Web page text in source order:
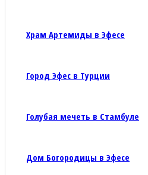
Храм Артемиды в Эфесе
Город Эфес в Турции
Голубая мечеть в Стамбуле
Дом Богородицы в Эфесе